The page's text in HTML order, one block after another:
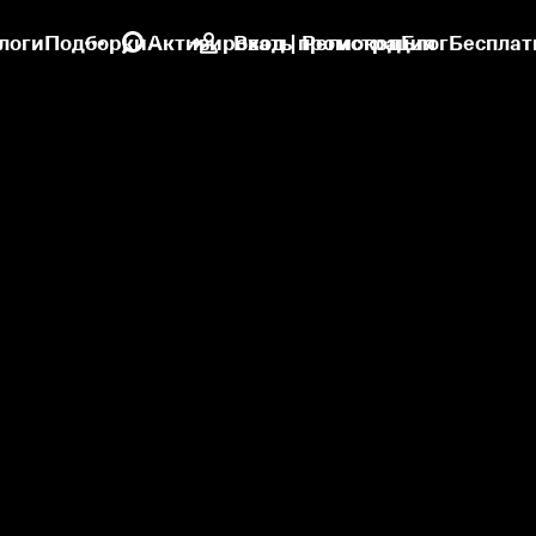
ПодборкиАктивировать промокодБлог
Вход | Регистрация